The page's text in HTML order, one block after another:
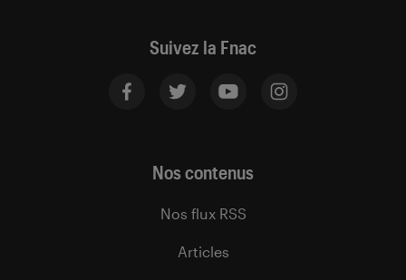
Suivez la Fnac
Nos contenus
Nos flux RSS
Articles